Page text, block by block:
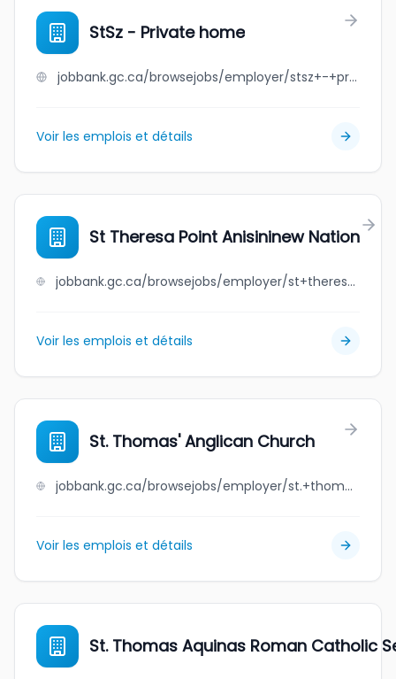
StSz - Private home
jobbank.gc.ca/browsejobs/employer/stsz+-+private+home/ca
Voir les emplois et détails
St Theresa Point Anisininew Nation
jobbank.gc.ca/browsejobs/employer/st+theresa+point+anisininew+nation/ca
Voir les emplois et détails
St. Thomas' Anglican Church
jobbank.gc.ca/browsejobs/employer/st.+thomas%27+anglican+church/ca
Voir les emplois et détails
St. Thomas Aquinas Roman Catholic